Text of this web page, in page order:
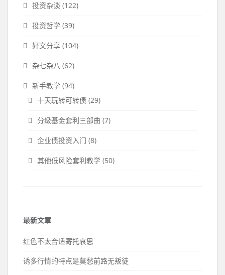
投资杂谈 (122)
投资哲学 (39)
好文分享 (104)
杂七杂八 (62)
新手教学 (94)
十天玩转可转债 (29)
分级基金套利三部曲 (7)
企业债投资入门 (8)
其他低风险套利教学 (50)
最新文章
红色不太合适寄托哀思
诱多行情的特点是莫愁前路无叛徒